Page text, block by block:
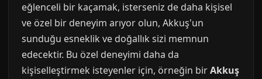
eğlenceli bir kaçamak, isterseniz de daha kişisel
ve özel bir deneyim arıyor olun, Akkuş'un
sunduğu esneklik ve doğallık sizi memnun
edecektir. Bu özel deneyimi daha da
kişiselleştirmek isteyenler için, örneğin birAkkuş